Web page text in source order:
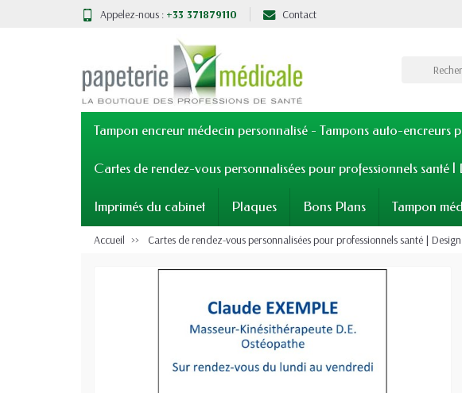
Appelez-nous : +33 371879110 Contact
Tampon encreur médecin personnalisé - Tampons auto-encreurs
Cartes de rendez-vous personnalisées pour professionnels santé |
Imprimés du cabinet Plaques Bons Plans Tampon
Accueil Cartes de rendez-vous personnalisées pour professionnels santé |